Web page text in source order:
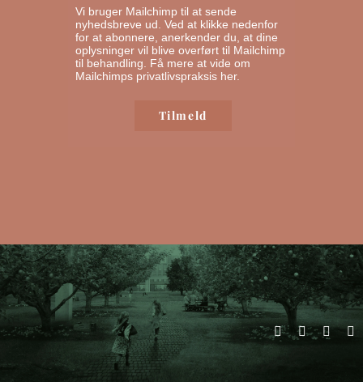
Vi bruger Mailchimp til at sende
nyhedsbreve ud. Ved at klikke nedenfor
for at abonnere, anerkender du, at dine
oplysninger vil blive overført til Mailchimp
til behandling. Få mere at vide om
Mailchimps privatlivspraksis her.